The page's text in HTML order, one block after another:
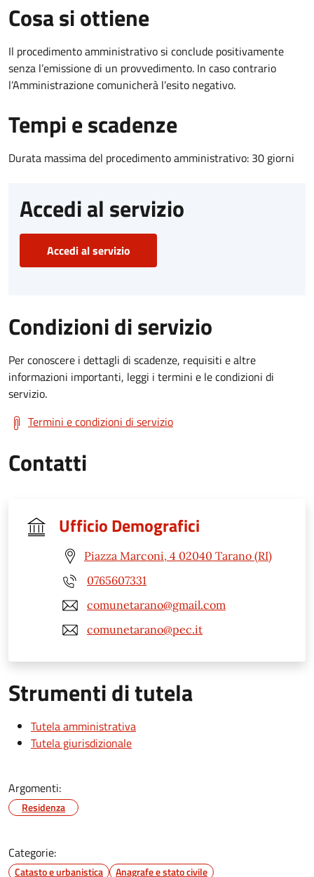
Cosa si ottiene
Il procedimento amministrativo si conclude positivamente
senza l’emissione di un provvedimento. In caso contrario
l’Amministrazione comunicherà l’esito negativo.
Tempi e scadenze
Durata massima del procedimento amministrativo: 30 giorni
Accedi al servizio
Accedi al servizio
Condizioni di servizio
Per conoscere i dettagli di scadenze, requisiti e altre
informazioni importanti, leggi i termini e le condizioni di
servizio.
Termini e condizioni di servizio
Contatti
Ufficio Demografici
Piazza Marconi, 4 02040 Tarano (RI)
0765607331
comunetarano@gmail.com
comunetarano@pec.it
Strumenti di tutela
Tutela amministrativa
Tutela giurisdizionale
Argomenti:
Residenza
Categorie:
Catasto e urbanistica Anagrafe e stato civile